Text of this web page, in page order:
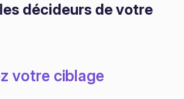
décideurs de votre
votre ciblage